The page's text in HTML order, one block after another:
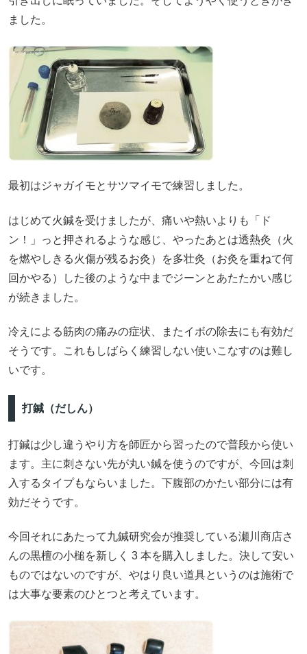
ました。
最初はジャガイモとサツマイモで練習しました。
はじめて火鍼を受けましたが、痛いや熱いよりも「ド
ン！」っと押されるような感じ、やったあとは透熱灸（火
を燃やしきる火傷が残るお灸）を多壮灸（お灸を重ねて何
回かやる）した後のような中までジーンとあたたかい感じ
が続きました。
冷えによる筋肉の痛みの症状、またイボの除去にも有効だ
そうです。これもしばらく練習しない使いこなすのは難し
いです。
打鍼（だしん）
打鍼は少し違うやり方を師匠から習ったので普段から使い
ます。主に刺さない先が丸い鍼を使うのですが、今回は刺
入するタイプもならいました。下腹部のかたい部分には有
効だそうです。
今回それにあたって九鍼研究会が推奨している瀬川商店さ
んの黒檀の小槌を新しく 3 本を購入しました。決して安い
ものではないのですが、やはり良い道具というのは施術で
は大事な要素のひとつと考えています。